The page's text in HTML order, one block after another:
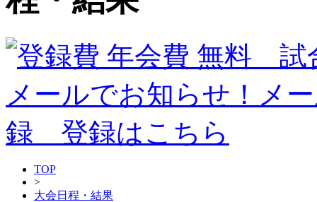
TOP
>
大会日程・結果